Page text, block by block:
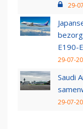
29-
E190-
29-07-
Saudi
29-07-